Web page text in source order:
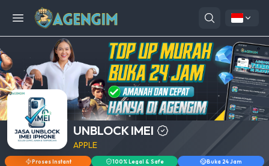
Open menu
UNBLOCK IMEI
APPLE
Proses Instant 100% Legal & Safe Buka 24 Jam